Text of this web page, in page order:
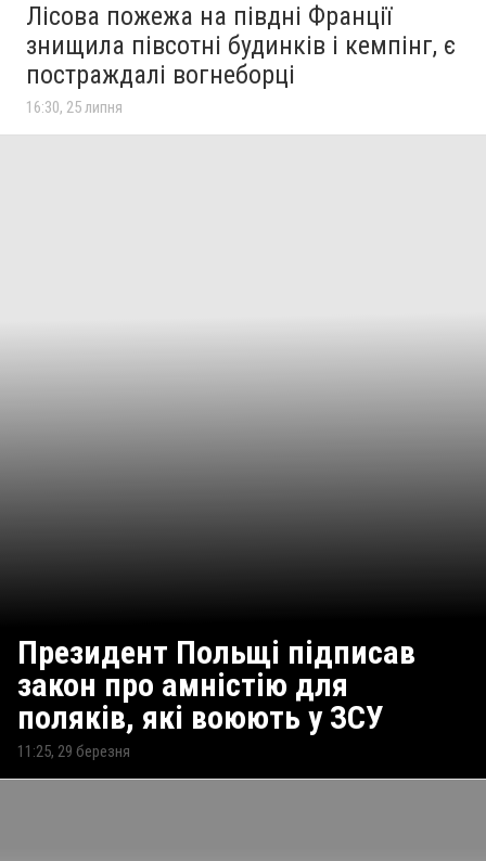
Лісова пожежа на півдні Франції
знищила півсотні будинків і кемпінг, є
постраждалі вогнеборці
16:30, 25 липня
Президент Польщі підписав
закон про амністію для
поляків, які воюють у ЗСУ
11:25, 29 березня